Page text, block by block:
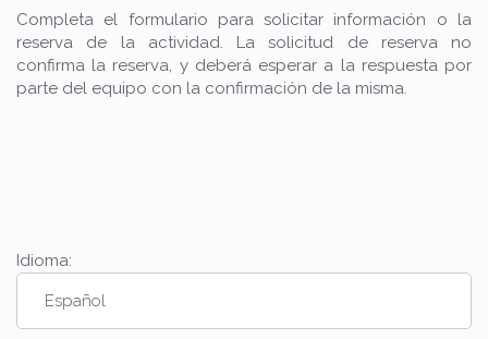
Completa el formulario para solicitar información o la
reserva de la actividad. La solicitud de reserva no
confirma la reserva, y deberá esperar a la respuesta por
parte del equipo con la confirmación de la misma.
Idioma: